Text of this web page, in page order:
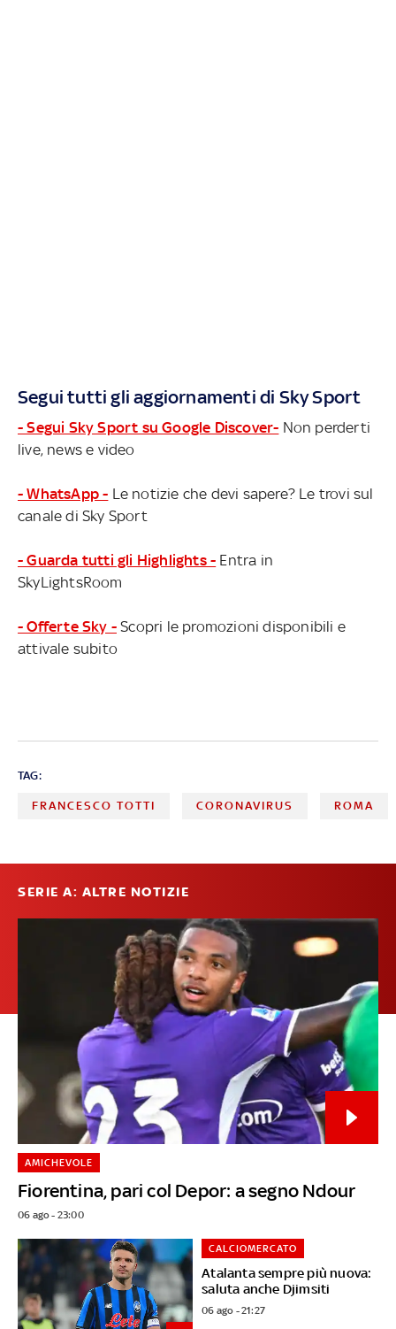
Segui tutti gli aggiornamenti di Sky Sport
- Segui Sky Sport su Google Discover- Non perderti
live, news e video
- WhatsApp - Le notizie che devi sapere? Le trovi sul
canale di Sky Sport
- Guarda tutti gli Highlights - Entra in
SkyLightsRoom
- Offerte Sky - Scopri le promozioni disponibili e
attivale subito
TAG:
FRANCESCO TOTTI CORONAVIRUS ROMA
SERIE A: ALTRE NOTIZIE
Fiorentina, pari col Depor: a segno Ndour
AMICHEVOLE
06 ago - 23:00
Atalanta sempre più nuova:
saluta anche Djimsiti
CALCIOMERCATO
06 ago - 21:27